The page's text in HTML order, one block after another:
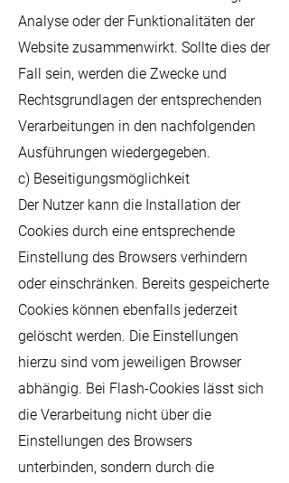
Analyse oder der Funktionalitäten der
Website zusammenwirkt. Sollte dies der
Fall sein, werden die Zwecke und
Rechtsgrundlagen der entsprechenden
Verarbeitungen in den nachfolgenden
Ausführungen wiedergegeben.
c) Beseitigungsmöglichkeit
Der Nutzer kann die Installation der
Cookies durch eine entsprechende
Einstellung des Browsers verhindern
oder einschränken. Bereits gespeicherte
Cookies können ebenfalls jederzeit
gelöscht werden. Die Einstellungen
hierzu sind vom jeweiligen Browser
abhängig. Bei Flash-Cookies lässt sich
die Verarbeitung nicht über die
Einstellungen des Browsers
unterbinden, sondern durch die